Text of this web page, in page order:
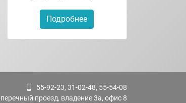
Подробнее
55-92-23, 31-02-48, 55-54-08
проезд, владение 3а, офис 8